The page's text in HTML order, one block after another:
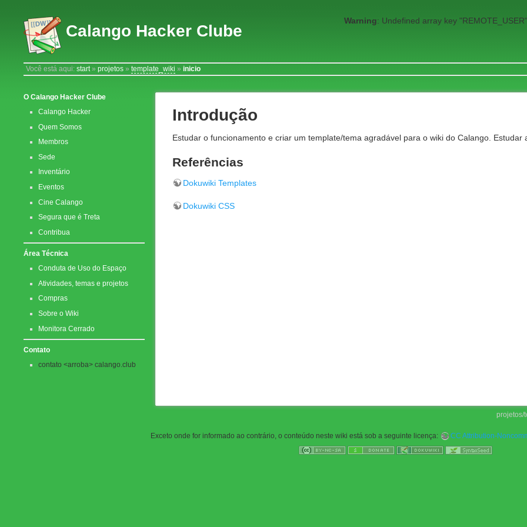
Calango Hacker Clube
Warning: Undefined array key
Você está aqui:start»projetos »template_wiki »inicio
O Calango Hacker Clube
Calango Hacker
Quem Somos
Membros
Sede
Inventário
Eventos
Cine Calango
Segura que é Treta
Contribua
Área Técnica
Conduta de Uso do Espaço
Atividades, temas e projetos
Compras
Sobre o Wiki
Monitora Cerrado
Contato
contato <arroba> calango.club
Introdução
Estudar o funcionamento e criar um template/tema agradável para o wiki do Calango. Estudar
Referências
Dokuwiki Templates
Dokuwiki CSS
projetos/
Exceto onde for informado ao contrário, o conteúdo neste wiki está sob a seguinte licença: CC Attribution-